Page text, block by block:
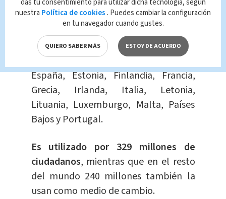
Es la moneda de la Unión Europea
conformada: Alemania, Austria,
Bélgica, Chipre, Eslovaquia, Eslovenia,
España, Estonia, Finlandia, Francia,
Grecia, Irlanda, Italia, Letonia,
Lituania, Luxemburgo, Malta, Países
Bajos y Portugal.
Es utilizado por 329 millones de
ciudadanos, mientras que en el resto
del mundo 240 millones también la
usan como medio de cambio.
nuestra Política de cookies . Puedes cambiar la configuración
en tu navegador cuando gustes.
QUIERO SABER MÁS ESTOY DE ACUERDO